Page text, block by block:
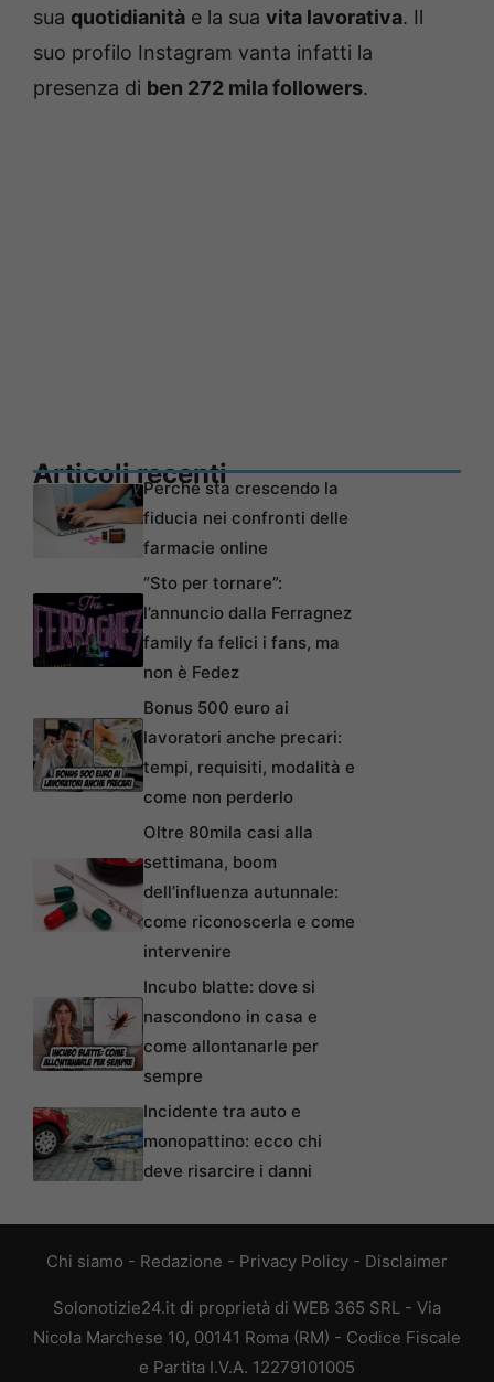
sua quotidianità e la sua vita lavorativa. Il
suo profilo Instagram vanta infatti la
presenza di ben 272 mila followers.
Articoli recentiPerché sta crescendo la
fiducia nei confronti delle
farmacie online
“Sto per tornare”:
l’annuncio dalla Ferragnez
family fa felici i fans, ma
non è Fedez
Bonus 500 euro ai
lavoratori anche precari:
tempi, requisiti, modalità e
come non perderlo
Oltre 80mila casi alla
settimana, boom
dell’influenza autunnale:
come riconoscerla e come
intervenire
Incubo blatte: dove si
nascondono in casa e
come allontanarle per
sempre
Incidente tra auto e
monopattino: ecco chi
deve risarcire i danni
Chi siamo - Redazione - Privacy Policy - Disclaimer
Solonotizie24.it di proprietà di WEB 365 SRL - Via
Nicola Marchese 10, 00141 Roma (RM) - Codice Fiscale
e Partita I.V.A. 12279101005